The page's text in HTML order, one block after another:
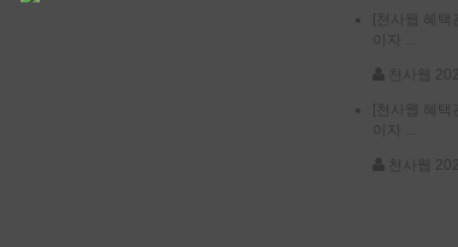
[천사웹 혜택
이자 ...
천사웹
[천사웹 혜택
이자 ...
천사웹